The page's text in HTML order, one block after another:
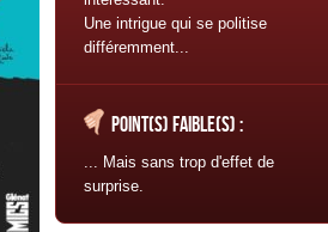
Une intrigue qui se politise
différemment...
Point(s) faible(s) :
... Mais sans trop d'effet de
surprise.